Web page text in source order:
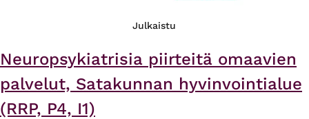
Julkaistu
Neuropsykiatrisia piirteitä omaavien
palvelut, Satakunnan hyvinvointialue
(RRP, P4, I1)